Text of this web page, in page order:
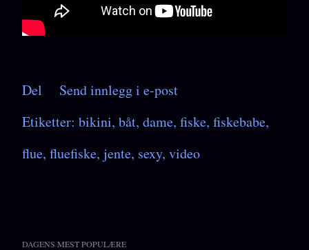
Del
Send innlegg i e-post
Etiketter: bikini båt dame fiske fiskebabe
flue fluefiske jente sexy video
DAGENS MEST POPULÆRE